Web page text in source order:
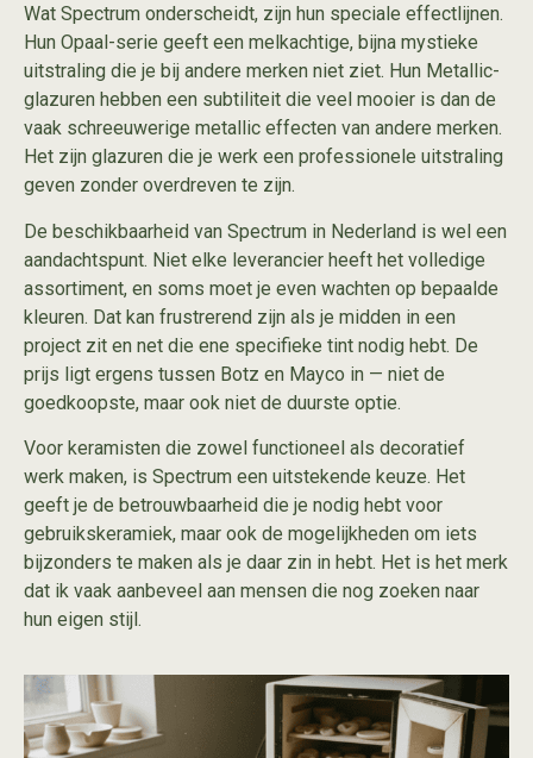
Wat Spectrum onderscheidt, zijn hun speciale effectlijnen.
Hun Opaal-serie geeft een melkachtige, bijna mystieke
uitstraling die je bij andere merken niet ziet. Hun Metallic-
glazuren hebben een subtiliteit die veel mooier is dan de
vaak schreeuwerige metallic effecten van andere merken.
Het zijn glazuren die je werk een professionele uitstraling
geven zonder overdreven te zijn.
De beschikbaarheid van Spectrum in Nederland is wel een
aandachtspunt. Niet elke leverancier heeft het volledige
assortiment, en soms moet je even wachten op bepaalde
kleuren. Dat kan frustrerend zijn als je midden in een
project zit en net die ene specifieke tint nodig hebt. De
prijs ligt ergens tussen Botz en Mayco in — niet de
goedkoopste, maar ook niet de duurste optie.
Voor keramisten die zowel functioneel als decoratief
werk maken, is Spectrum een uitstekende keuze. Het
geeft je de betrouwbaarheid die je nodig hebt voor
gebruikskeramiek, maar ook de mogelijkheden om iets
bijzonders te maken als je daar zin in hebt. Het is het merk
dat ik vaak aanbeveel aan mensen die nog zoeken naar
hun eigen stijl.